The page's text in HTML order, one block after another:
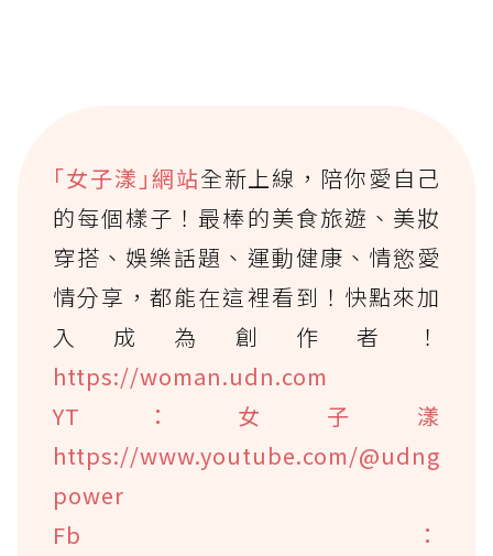
｢女子漾｣網站全新上線，陪你愛自己
的每個樣子！最棒的美食旅遊、美妝
穿搭、娛樂話題、運動健康、情慾愛
情分享，都能在這裡看到！快點來加
入成為創作者！
https://woman.udn.com
YT：女子漾
https://www.youtube.com/@udng
power
Fb：